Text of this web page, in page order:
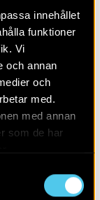
innehållet
funktioner
Vi
och annan
och
med.
med annan
som de har